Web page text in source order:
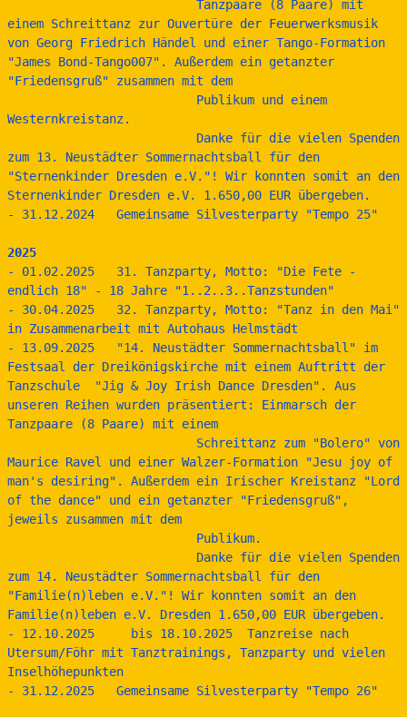
einem Schreittanz zur Ouvertüre der Feuerwerksmusik
von Georg Friedrich Händel und einer Tango-Formation
"James Bond-Tango007". Außerdem ein getanzter
"Friedensgruß" zusammen mit dem
Westernkreistanz.
zum 13. Neustädter Sommernachtsball für den
"Sternenkinder Dresden e.V."! Wir konnten somit an den
Sternenkinder Dresden e.V. 1.650,00 EUR übergeben.
- 31.12.2024   Gemeinsame Silvesterparty "Tempo 25"
2025
- 01.02.2025   31. Tanzparty, Motto: "Die Fete -
endlich 18" - 18 Jahre "1..2..3..Tanzstunden"
- 30.04.2025   32. Tanzparty, Motto: "Tanz in den Mai"
in Zusammenarbeit mit Autohaus Helmstädt
- 13.09.2025   "14. Neustädter Sommernachtsball" im
Festsaal der Dreikönigskirche mit einem Auftritt der
Tanzschule  "Jig & Joy Irish Dance Dresden". Aus
unseren Reihen wurden präsentiert: Einmarsch der
Tanzpaare (8 Paare) mit einem
Maurice Ravel und einer Walzer-Formation "Jesu joy of
man's desiring". Außerdem ein Irischer Kreistanz "Lord
of the dance" und ein getanzter "Friedensgruß",
jeweils zusammen mit dem
                          Publikum.
zum 14. Neustädter Sommernachtsball für den
"Familie(n)leben e.V."! Wir konnten somit an den
Familie(n)leben e.V. Dresden 1.650,00 EUR übergeben.
- 12.10.2025     bis 18.10.2025  Tanzreise nach
Utersum/Föhr mit Tanztrainings, Tanzparty und vielen
Inselhöhepunkten
- 31.12.2025   Gemeinsame Silvesterparty "Tempo 26"